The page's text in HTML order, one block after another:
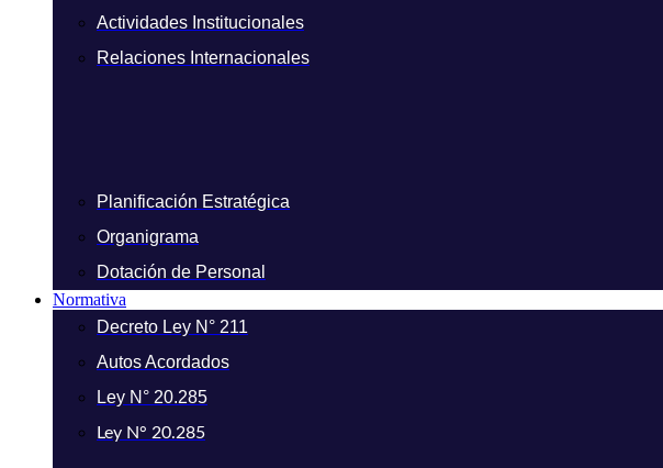
Actividades Institucionales
Relaciones Internacionales
Planificación Estratégica
Organigrama
Dotación de Personal
Normativa
Decreto Ley N° 211
Autos Acordados
Ley N° 20.285
Ley N° 20.285